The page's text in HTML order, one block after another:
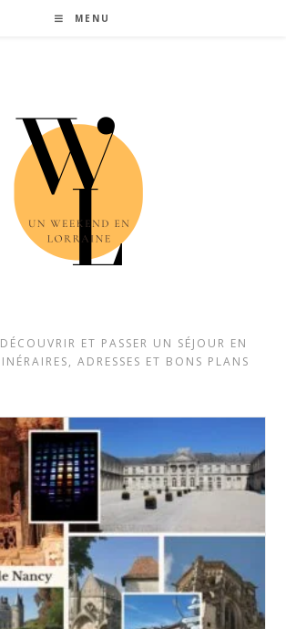
MENU
ET PASSER UN SÉJOUR EN
ADRESSES ET BONS PLANS